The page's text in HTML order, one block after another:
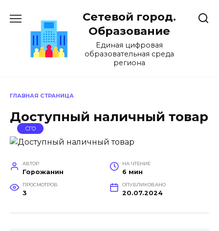
содержанию
Сетевой город.
Образование
Единая цифровая
образовательная среда
региона
ГЛАВНАЯ СТРАНИЦА
Доступный наличный товар
СГО
АВТОР
Горожанин
НА ЧТЕНИЕ
6 мин
ПРОСМОТРОВ
3
ОПУБЛИКОВАНО
20.07.2024